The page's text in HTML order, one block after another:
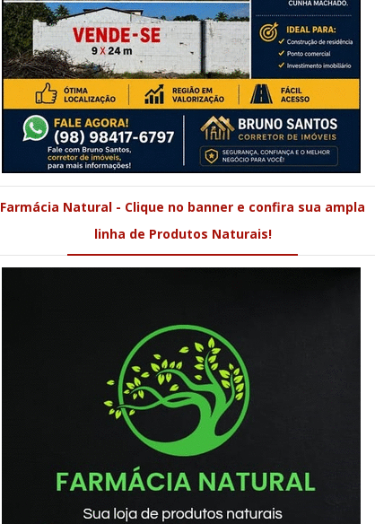
Farmácia Natural - Clique no banner e confira sua ampla
linha de Produtos Naturais!